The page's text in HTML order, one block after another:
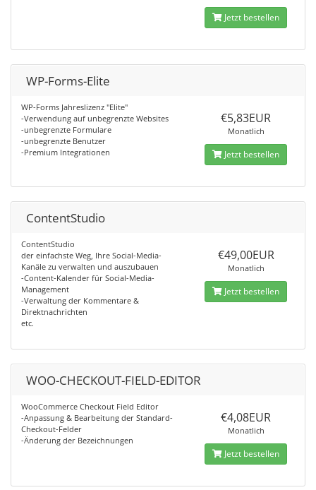
Jetzt bestellen
WP-Forms-Elite
WP-Forms Jahreslizenz "Elite"
-Verwendung auf unbegrenzte Websites
-unbegrenzte Formulare
-unbegrenzte Benutzer
-Premium Integrationen
€5,83EUR
Monatlich
Jetzt bestellen
ContentStudio
ContentStudio
der einfachste Weg, Ihre Social-Media-
Kanäle zu verwalten und auszubauen
-Content-Kalender für Social-Media-
Management
-Verwaltung der Kommentare &
Direktnachrichten
etc.
€49,00EUR
Monatlich
Jetzt bestellen
WOO-CHECKOUT-FIELD-EDITOR
WooCommerce Checkout Field Editor
-Anpassung & Bearbeitung der Standard-
Checkout-Felder
-Änderung der Bezeichnungen
€4,08EUR
Monatlich
Jetzt bestellen